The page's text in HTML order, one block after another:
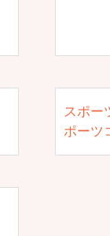
スポー
ポーツ